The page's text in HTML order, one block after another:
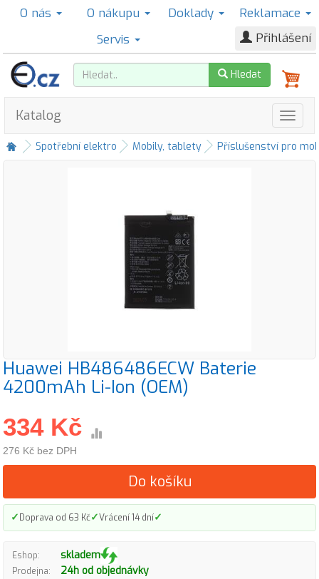
O nás O nákupu Doklady
Reklamace
Servis
Přihlášení
Hledat
Katalog
Spotřební elektro Mobily, tablety Příslušenství pro
Huawei HB486486ECW Baterie
4200mAh Li-Ion (OEM)
334 Kč
276 Kč bez DPH
Do košíku
✓Doprava od 63 Kč✓Vrácení 14 dní✓
Eshop: skladem
Prodejna: 24h od objednávky